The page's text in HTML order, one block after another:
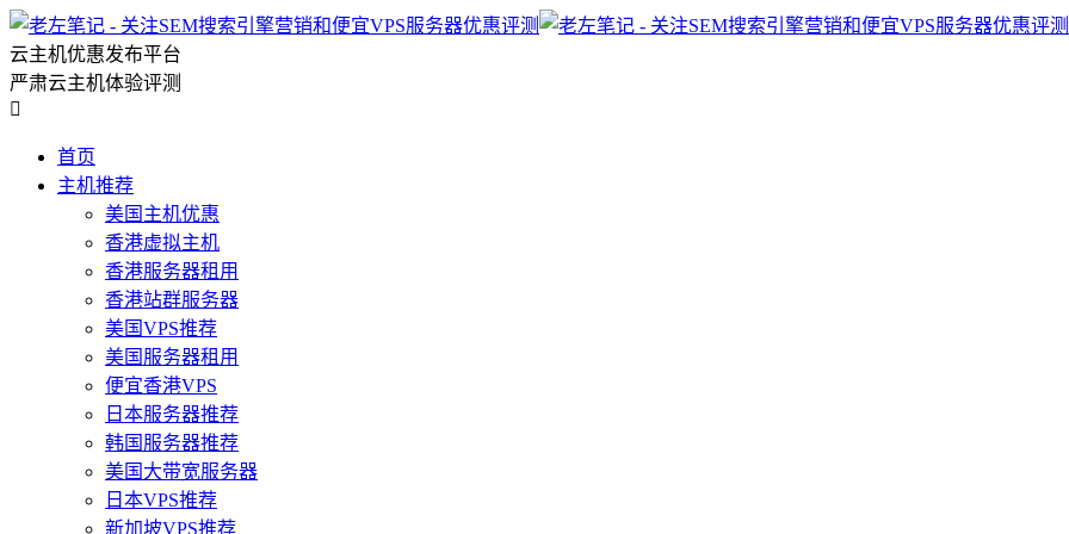
云主机优惠发布平台
严肃云主机体验评测

首页
主机推荐
美国主机优惠
香港虚拟主机
香港服务器租用
香港站群服务器
美国VPS推荐
美国服务器租用
便宜香港VPS
日本服务器推荐
韩国服务器推荐
美国大带宽服务器
日本VPS推荐
新加坡VPS推荐